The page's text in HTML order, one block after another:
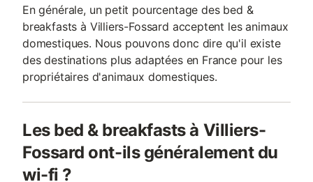
En générale, un petit pourcentage des bed &
breakfasts à Villiers-Fossard acceptent les animaux
domestiques. Nous pouvons donc dire qu'il existe
des destinations plus adaptées en France pour les
propriétaires d'animaux domestiques.
Les bed & breakfasts à Villiers-
Fossard ont-ils généralement du
wi-fi ?